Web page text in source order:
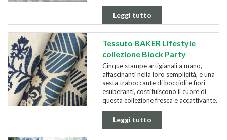
Leggi tutto
Tessuto BAKER Lifestyle
collezione Block Party
Cinque stampe artigianali a mano,
affascinanti nella loro semplicità, e una
sesta traboccante di boccioli e fiori
esuberanti, costituiscono il cuore di
questa collezione fresca e accattivante.
Leggi tutto